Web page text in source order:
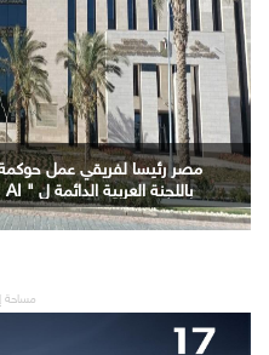
التعليم العالي: جامعة الدلتا
في المؤتمر العلمي
يوظف الذكاء
مساحة